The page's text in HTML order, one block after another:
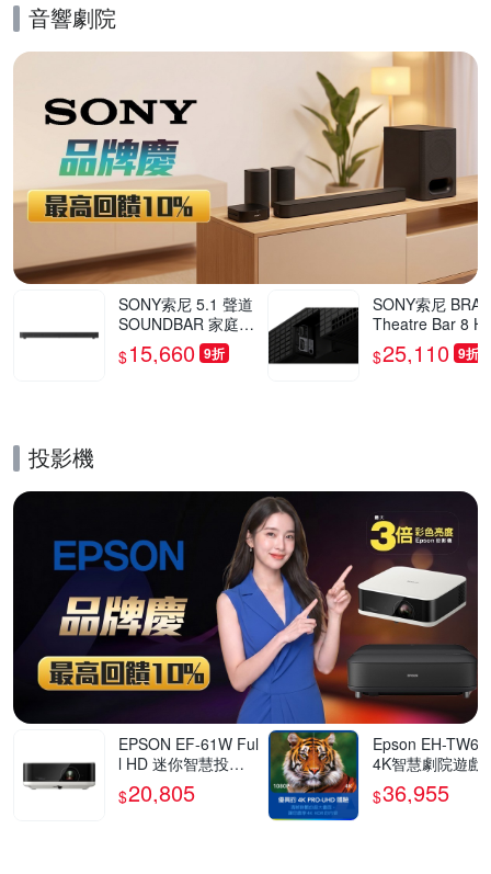
音響劇院
SONY索尼 5.1 聲道
SOUNDBAR 家庭劇
院組 HT-S60
$15,660 9折
SONY索尼
Theatre Bar 8
8000 環繞音場
$25,110 9折
投影機
EPSON EF-61W Ful
l HD 迷你智慧投影
機700流明 古典白
$20,805
Epson EH-
4K智慧劇院遊戲
$36,955